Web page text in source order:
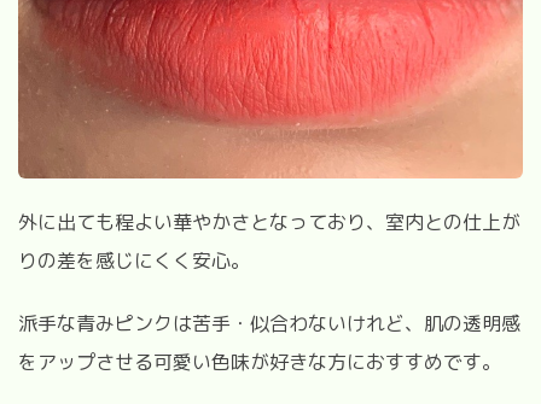
外に出ても程よい華やかさとなっており、室内との仕上が
りの差を感じにくく安心。
派手な青みピンクは苦手・似合わないけれど、肌の透明感
をアップさせる可愛い色味が好きな方におすすめです。